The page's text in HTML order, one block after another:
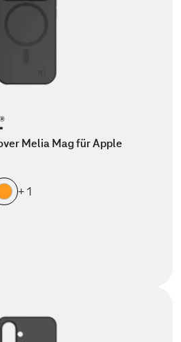
Melia Mag für Apple
+ 1